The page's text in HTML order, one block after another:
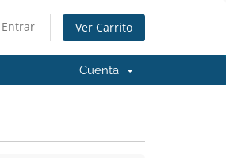
Entrar Ver Carrito
Cuenta